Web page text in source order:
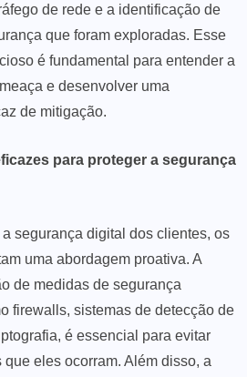
de rede e a identificação de
que foram exploradas. Esse
é fundamental para entender a
e desenvolver uma
de mitigação.
para proteger a segurança
a segurança digital dos clientes, os
uma abordagem proativa. A
de medidas de segurança
firewalls, sistemas de detecção de
é essencial para evitar
que eles ocorram. Além disso, a